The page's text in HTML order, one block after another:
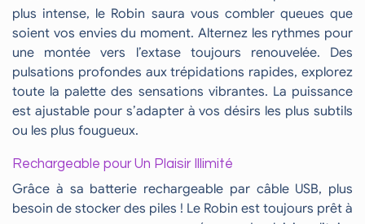
plus intense, le Robin saura vous combler queues que
soient vos envies du moment. Alternez les rythmes pour
une montée vers l’extase toujours renouvelée. Des
pulsations profondes aux trépidations rapides, explorez
toute la palette des sensations vibrantes. La puissance
est ajustable pour s’adapter à vos désirs les plus subtils
ou les plus fougueux.
Rechargeable pour Un Plaisir Illimité
Grâce à sa batterie rechargeable par câble USB, plus
besoin de stocker des piles ! Le Robin est toujours prêt à